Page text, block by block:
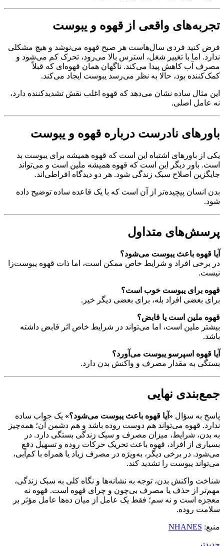
تجربه‌های واقعی از قهوه و یبوست
فرض کنید فردی سال‌هاست هر صبح قهوه می‌نوشد و هیچ مشکلی
ندارد. اما با تغییر شغل، استرس بالا می‌رود، تحرک کم می‌شود و
مصرف آب کاهش پیدا می‌کند. ناگهان همان قهوه‌ای که قبلاً
کمک‌کننده بود، حالا به نظر می‌رسد یبوست ایجاد می‌کند.
این مثال ساده نشان می‌دهد که قهوه اغلب نقش تشدیدکننده دارد،
نه عامل اصلی.
باورهای نادرست درباره قهوه و یبوست
یکی از باورهای اشتباه این است که قهوه همیشه برای یبوست بد
است. باور دیگر این است که قهوه همیشه ملین است و می‌تواند
جایگزین اصلاح سبک زندگی شود. هر دو دیدگاه افراطی‌اند.
بدن انسان پیچیده‌تر از آن است که با یک قاعده ساده توضیح داده
شود.
پرسش‌های متداول
آیا قهوه باعث یبوست می‌شود؟
در برخی افراد و شرایط خاص ممکن است، اما ذات قهوه یبوست‌زا
نیست.
قهوه برای یبوست خوب است؟
برای بعضی افراد بله، برای بعضی دیگر خیر.
قهوه ملین است یا قابض؟
بیشتر ملین است، اما می‌تواند در شرایط خاص اثر قابض داشته
باشد.
آیا قهوه اسپرسو یبوست می‌آورد؟
بستگی به مقدار مصرف و واکنش بدن دارد.
جمع‌بندی نهایی
پاسخ به سؤال «آیا قهوه باعث یبوست می‌شود؟» یک جواب ساده
ندارد. قهوه می‌تواند هم دوست روده باشد و هم دشمن آن؛ همه‌چیز
به بدن، شرایط، میزان مصرف و سبک زندگی بستگی دارد. در
بسیاری از افراد، قهوه باعث تحریک حرکات روده و تسهیل دفع
می‌شود. در برخی دیگر، به‌ویژه در مصرف زیاد یا همراه با کم‌آبی،
می‌تواند یبوست را تشدید کند.
شناخت واکنش بدن، توجه به نشانه‌ها و نگاه کلی به سبک زندگی،
مهم‌تر از حذف یا مصرف بی‌چون‌ و چرای قهوه است. قهوه نه
معجزه است و نه سم؛ فقط یک عامل از میان ده‌ها عامل مؤثر بر
سلامت روده.
منبع: NHANES
جدیدتر